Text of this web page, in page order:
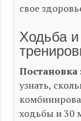
свое
Ходьба
Постановка
узнать,
ходьбы и 30